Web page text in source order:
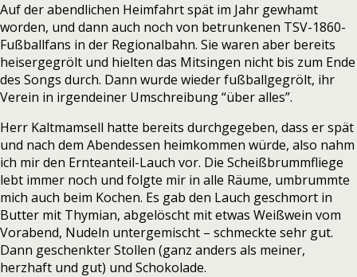
Auf der abendlichen Heimfahrt spät im Jahr gewhamt
worden, und dann auch noch von betrunkenen TSV-1860-
Fußballfans in der Regionalbahn. Sie waren aber bereits
heisergegrölt und hielten das Mitsingen nicht bis zum Ende
des Songs durch. Dann wurde wieder fußballgegrölt, ihr
Verein in irgendeiner Umschreibung “über alles”.
Herr Kaltmamsell hatte bereits durchgegeben, dass er spät
und nach dem Abendessen heimkommen würde, also nahm
ich mir den Ernteanteil-Lauch vor. Die Scheißbrummfliege
lebt immer noch und folgte mir in alle Räume, umbrummte
mich auch beim Kochen. Es gab den Lauch geschmort in
Butter mit Thymian, abgelöscht mit etwas Weißwein vom
Vorabend, Nudeln untergemischt – schmeckte sehr gut.
Dann geschenkter Stollen (ganz anders als meiner,
herzhaft und gut) und Schokolade.